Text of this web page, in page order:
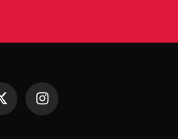
X
Instagram